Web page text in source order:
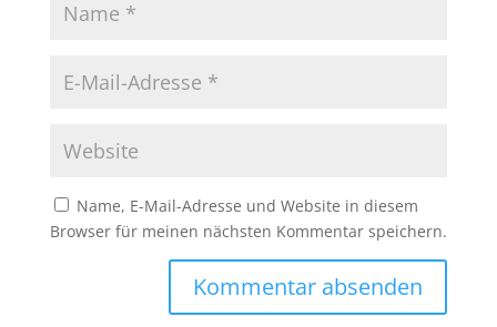
Name, E-Mail-Adresse und Website in diesem
Browser für meinen nächsten Kommentar speichern.